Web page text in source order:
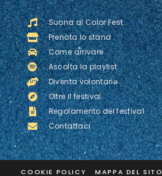
Suona al Color Fest
Prenota lo stand
Come arrivare
Ascolta la playlist
Diventa volontariə
Oltre il festival
Regolamento del festival
Contattaci
COOKIE POLICY MAPPA DEL SITO